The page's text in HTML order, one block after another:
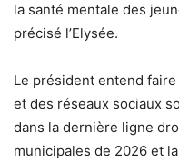
la santé mentale des
précisé l’Elysée.
Le président entend
et des réseaux sociaux
dans la dernière ligne
municipales de 2026 et